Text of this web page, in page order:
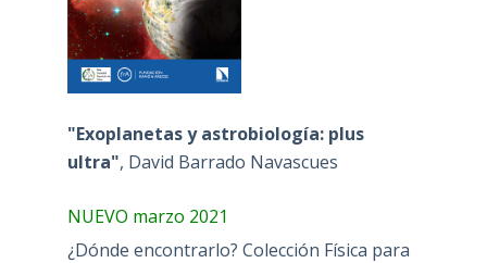
"Exoplanetas y astrobiología: plus
ultra", David Barrado Navascues
NUEVO marzo 2021
¿Dónde encontrarlo? Colección Física para